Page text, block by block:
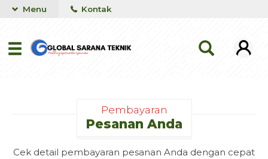
Menu Kontak
Pembayaran
Pesanan Anda
Cek detail pembayaran pesanan Anda dengan cepat